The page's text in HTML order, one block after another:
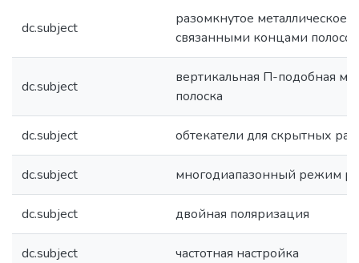
dc.subject
разомкнутое металлическое
связанными концами полосок
dc.subject
вертикальная П-подобная
полоска
dc.subject обтекатели для скрытных
dc.subject многодиапазонный режим
dc.subject двойная поляризация
dc.subject частотная настройка